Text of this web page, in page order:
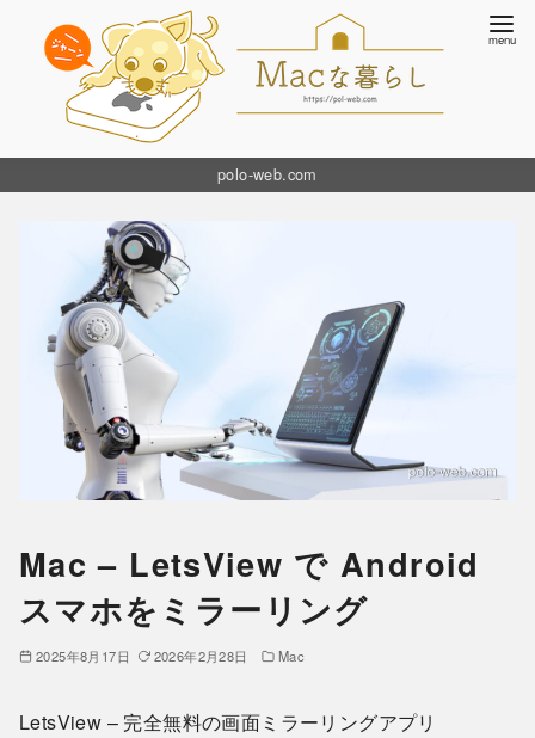
polo-web.com
Mac – LetsView で Android
スマホをミラーリング
2025年8月17日 2026年2月28日 Mac
LetsView – 完全無料の画面ミラーリングアプリ